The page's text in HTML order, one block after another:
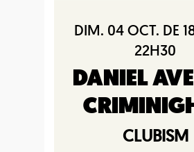
DIM. 04 OCT. DE
22H30
DANIEL
CLUBISM